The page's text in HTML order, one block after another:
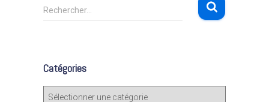
R
e
r
c
Rechercher…
Catégories
C